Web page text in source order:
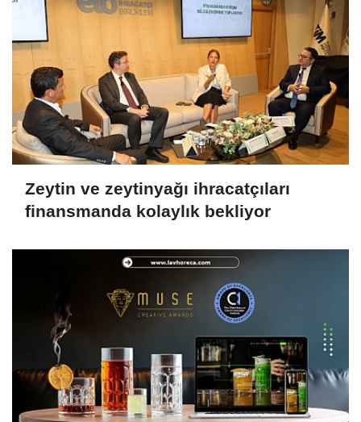
Zeytin ve zeytinyağı ihracatçıları
finansmanda kolaylık bekliyor